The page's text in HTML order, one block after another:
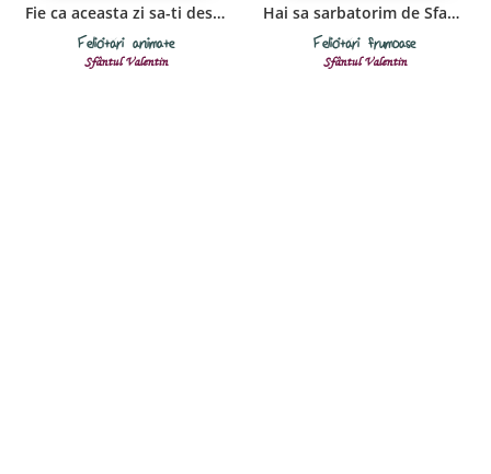
Fie ca aceasta zi sa-ti deschida poarta unui viitor
Felicitări animate
Sfântul Valentin
Hai sa sarbatorim de Sfantul Valentin?
Felicitări frumoase
Sfântul Valentin